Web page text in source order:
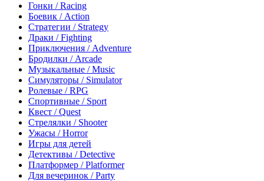
Гонки / Racing
Боевик / Action
Стратегии / Strategy
Драки / Fighting
Приключения / Adventure
Бродилки / Arcade
Музыкальные / Music
Симуляторы / Simulator
Ролевые / RPG
Спортивные / Sport
Квест / Quest
Стрелялки / Shooter
Ужасы / Horror
Игры для детей
Детективы / Detective
Платформер / Platformer
Для вечеринок / Party